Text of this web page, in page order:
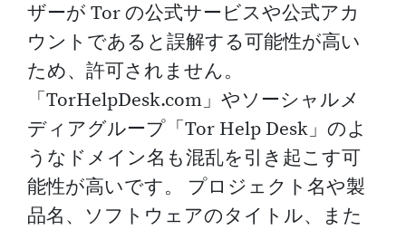
ザーが Tor の公式サービスや公式アカ
ウントであると誤解する可能性が高い
ため、許可されません。
「TorHelpDesk.com」やソーシャルメ
ディアグループ「Tor Help Desk」のよ
うなドメイン名も混乱を引き起こす可
能性が高いです。 プロジェクト名や製
品名、ソフトウェアのタイトル、また